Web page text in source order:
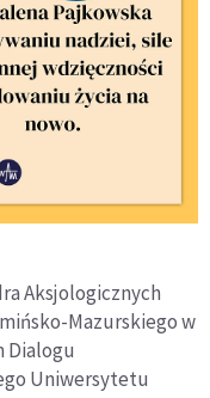
Aksjologicznych
Mazurskiego w
Dialogu
Uniwersytetu